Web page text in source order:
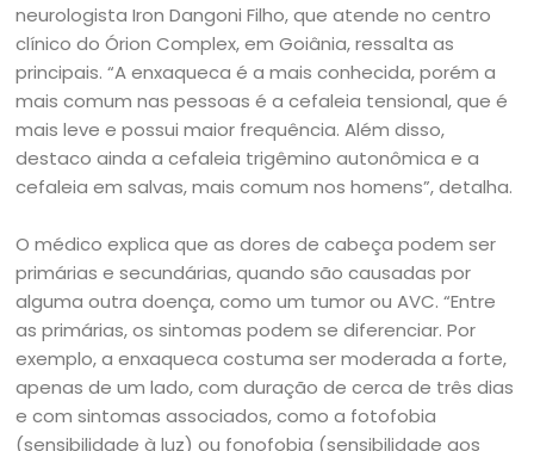
neurologista Iron Dangoni Filho, que atende no centro
clínico do Órion Complex, em Goiânia, ressalta as
principais. “A enxaqueca é a mais conhecida, porém a
mais comum nas pessoas é a cefaleia tensional, que é
mais leve e possui maior frequência. Além disso,
destaco ainda a cefaleia trigêmino autonômica e a
cefaleia em salvas, mais comum nos homens”, detalha.
O médico explica que as dores de cabeça podem ser
primárias e secundárias, quando são causadas por
alguma outra doença, como um tumor ou AVC. “Entre
as primárias, os sintomas podem se diferenciar. Por
exemplo, a enxaqueca costuma ser moderada a forte,
apenas de um lado, com duração de cerca de três dias
e com sintomas associados, como a fotofobia
(sensibilidade à luz) ou fonofobia (sensibilidade aos